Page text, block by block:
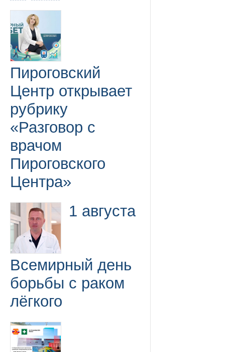
Пироговский
Центр открывает
рубрику
«Разговор с
врачом
Пироговского
Центра»
1 августа
Всемирный день
борьбы с раком
лёгкого